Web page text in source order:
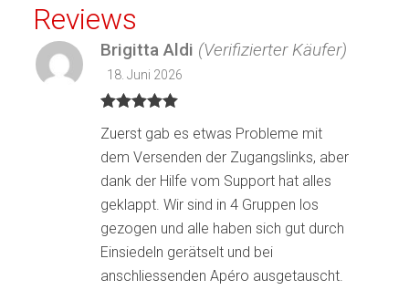
Reviews
5von 5
Brigitta Aldi (Verifizierter Käufer)
18. Juni 2026
Zuerst gab es etwas Probleme mit
dem Versenden der Zugangslinks, aber
dank der Hilfe vom Support hat alles
geklappt. Wir sind in 4 Gruppen los
gezogen und alle haben sich gut durch
Einsiedeln gerätselt und bei
anschliessenden Apéro ausgetauscht.